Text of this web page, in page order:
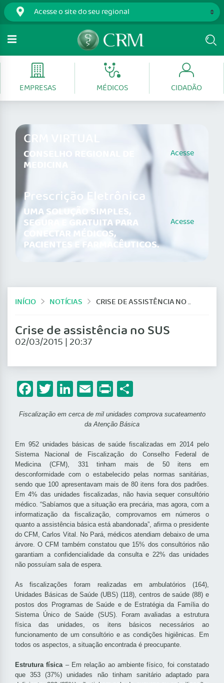
EMPRESAS MÉDICOS CIDADÃO
CRM VIRTUAL
CONSELHO REGIONAL DE
MEDICINA
Acesse
Prescrição Eletrônica
UMA SOLUÇÃO SIMPLES,
SEGURA E GRATUITA PARA
CONECTAR MÉDICOS,
PACIENTES E FARMACÊUTICOS.
Acesse
INÍCIO NOTÍCIAS CRISE DE ASSISTÊNCIA NO SUS
Crise de assistência no SUS
02/03/2015 | 20:37
Facebook
Twitter
LinkedIn
Email
Print
Fiscalização em cerca de mil unidades comprova sucateamento
da Atenção Básica
Em 952 unidades básicas de saúde fiscalizadas em 2014 pelo
Sistema Nacional de Fiscalização do Conselho Federal de
Medicina (CFM), 331 tinham mais de 50 itens em
desconformidade com o estabelecido pelas normas sanitárias,
sendo que 100 apresentavam mais de 80 itens fora dos padrões.
Em 4% das unidades fiscalizadas, não havia sequer consultório
médico. “Sabíamos que a situação era precária, mas agora, com a
informatização da fiscalização, comprovamos em números o
quanto a assistência básica está abandonada”, afirma o presidente
do CFM, Carlos Vital. No Pará, médicos atendiam debaixo de uma
árvore. O CFM também constatou que 15% dos consultórios não
garantiam a confidencialidade da consulta e 22% das unidades
não possuíam sala de espera.
As fiscalizações foram realizadas em ambulatórios (164),
Unidades Básicas de Saúde (UBS) (118), centros de saúde (88) e
postos dos Programas de Saúde e de Estratégia da Família do
Sistema Único de Saúde (SUS). Foram avaliadas a estrutura
física das unidades, os itens básicos necessários ao
funcionamento de um consultório e as condições higiênicas. Em
todos os aspectos, a situação encontrada é preocupante.
Estrutura física– Em relação ao ambiente físico, foi constatado
que 353 (37%) unidades não tinham sanitário adaptado para